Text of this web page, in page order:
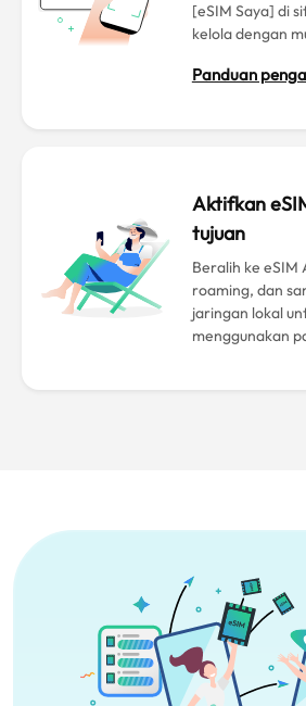
[eSIM Saya] di
kelola dengan
Panduan
Aktifkan
tujuan
Beralih ke
roaming, dan
jaringan lokal
menggunakan